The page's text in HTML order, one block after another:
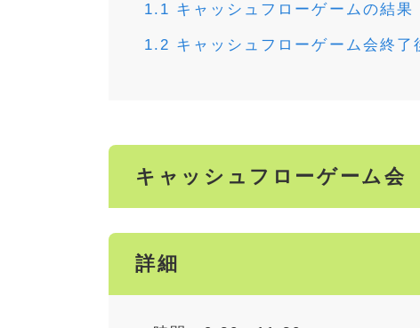
1.1 キャッシュフローゲームの結果
1.2 キャッシュフローゲーム会終了
キャッシュフローゲーム
詳細